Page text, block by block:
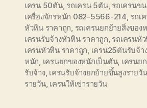
เครน 50ตัน, รถเครน 5ตัน, รถเครนข
เครื่องจักรหนัก 082-5566-214, รถเ
หัวหิน ราคาถูก, รถเครนยกย้ายสิ่งขอ
เครนรับจ้างหัวหิน ราคาถูก, รถเครนหั
เครนหัวหิน ราคาถูก, เครน25ตันรับจ้า
หนัก, เครนยกของหนักเป็นตัน, เครนย
รับจ้าง, เครนรับจ้างยกย้ายขึ้นสูงรายวัน
รายวัน, เครนให้เข่ารายวัน